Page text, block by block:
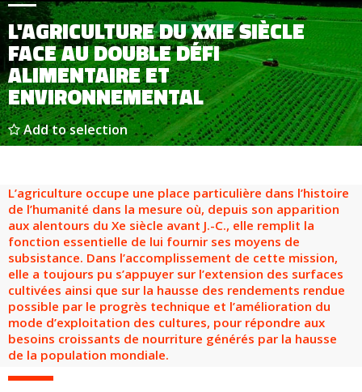
L'AGRICULTURE DU XXIE SIÈCLE
FACE AU DOUBLE DÉFI
ALIMENTAIRE ET
ENVIRONNEMENTAL
Add to selection
L’agriculture occupe une place particulière dans l’histoire
de l’humanité dans la mesure où, depuis son apparition
aux alentours du Xe siècle avant J.-C., elle remplit la
fonction essentielle de lui fournir ses moyens de
subsistance. Dans l’accomplissement de cette mission,
elle a toujours pu s’appuyer sur l’extension des surfaces
cultivées ainsi que sur la hausse des rendements rendue
possible par le progrès technique et l’amélioration du
mode d’exploitation des cultures, pour répondre aux
besoins croissants de nourriture générés par la hausse
de la population mondiale.